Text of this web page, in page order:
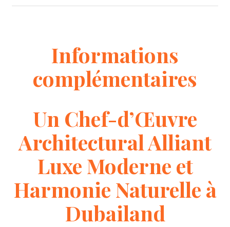
Informations
complémentaires
Un Chef-d’Œuvre
Architectural Alliant
Luxe Moderne et
Harmonie Naturelle à
Dubailand